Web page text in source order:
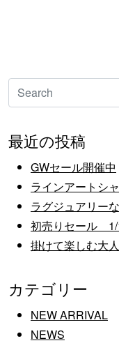
検索
最近の投稿
GWセール開催中
ラインアートシ
ラグジュアリー
初売りセール 1/
掛けて楽しむ大
カテゴリー
NEW ARRIVAL
NEWS